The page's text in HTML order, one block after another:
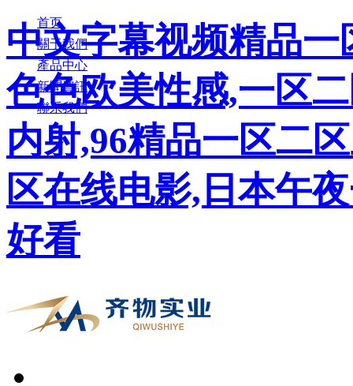
中文字幕视频精品
色色欧美性感,一区
内射,96精品一区二
区在线电影,日本午
好看
首页
關于我們
產品中心
新聞資訊
聯系我們